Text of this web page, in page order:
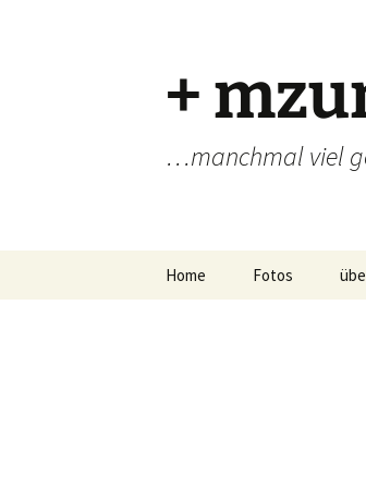
+
…manchmal viel
Home Fotos